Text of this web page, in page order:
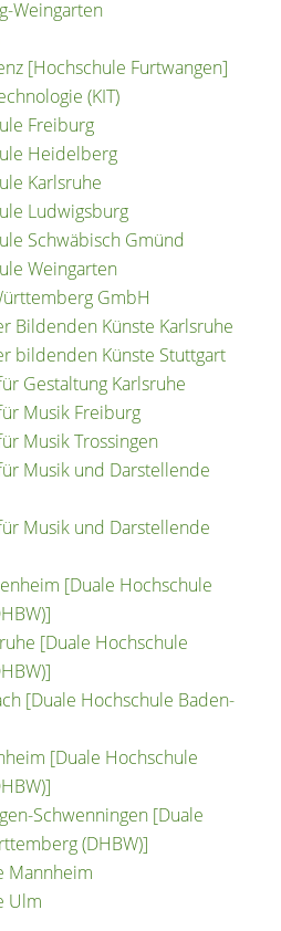
Weingarten
[Hochschule Furtwangen]
(KIT)
Freiburg
Heidelberg
Karlsruhe
Ludwigsburg
Schwäbisch Gmünd
Weingarten
GmbH
Bildenden Künste Karlsruhe
bildenden Künste Stuttgart
Gestaltung Karlsruhe
Musik Freiburg
Musik Trossingen
Musik und Darstellende
Musik und Darstellende
[Duale Hochschule
[Duale Hochschule
[Duale Hochschule Baden-
[Duale Hochschule
Schwenningen [Duale
(DHBW)]
Mannheim
Ulm